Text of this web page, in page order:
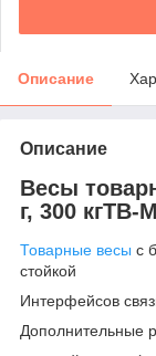
Описание
Описание
Весы
г, 300 кгTB-
Товарные весы с
стойкой
Интерфейсов
Дополнительные